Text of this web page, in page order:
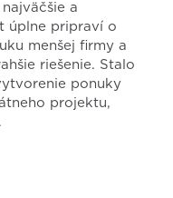
a
úplne pripraví o
menšej firmy a
riešenie. Stalo
ponuky
projektu,